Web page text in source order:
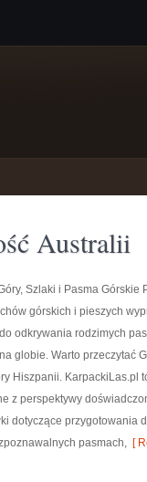
Australii
Szlaki i Pasma Górskie
górskich i pieszych
odkrywania rodzimych
globie. Warto przeczytać
Hiszpanii. KarpackiLas.pl
z perspektywy
dotyczące przygotowania
pasmach, [